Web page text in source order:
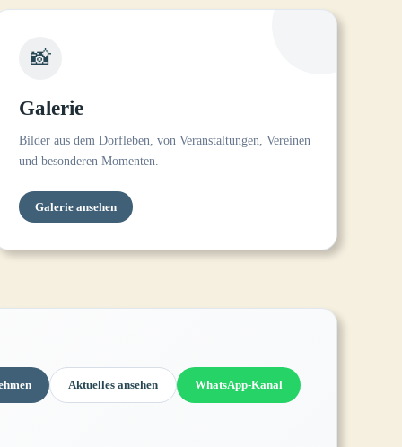
📸
Galerie
Bilder aus dem Dorfleben, von Veranstaltungen, Vereinen
und besonderen Momenten.
Galerie ansehen
Aktuelles ansehen WhatsApp-Kanal